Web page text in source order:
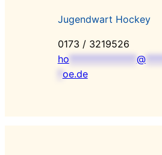
Jugendwart Hockey
0173 / 3219526
ho
@
oe.de